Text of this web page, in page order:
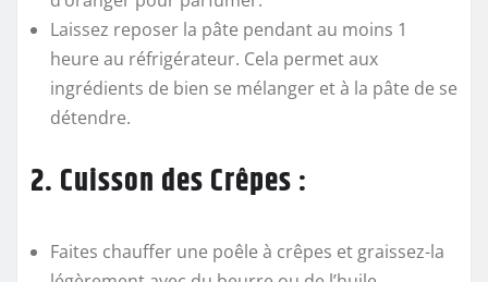
Laissez reposer la pâte pendant au moins 1
heure au réfrigérateur. Cela permet aux
ingrédients de bien se mélanger et à la pâte de se
détendre.
2. Cuisson des Crêpes :
Faites chauffer une poêle à crêpes et graissez-la